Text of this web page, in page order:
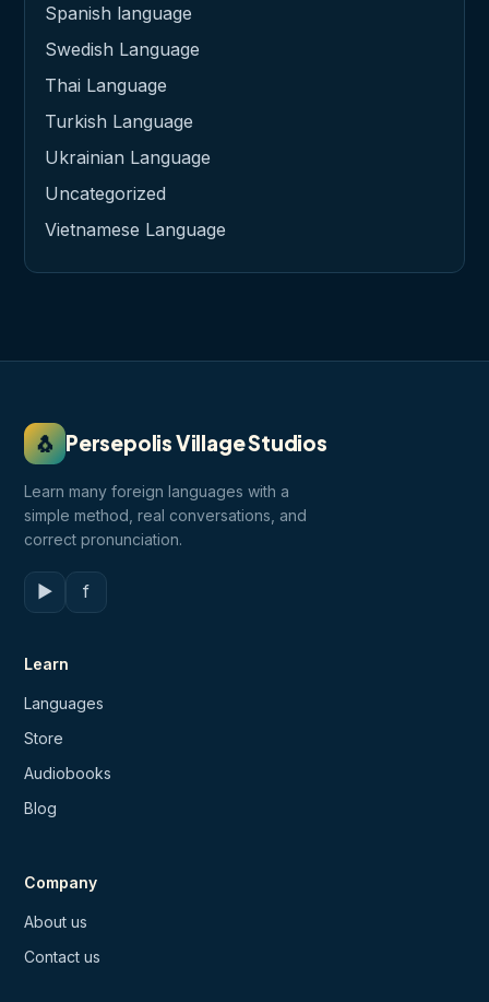
Spanish language
Swedish Language
Thai Language
Turkish Language
Ukrainian Language
Uncategorized
Vietnamese Language
🐧 Persepolis Village Studios
Learn many foreign languages with a
simple method, real conversations, and
correct pronunciation.
▶ f
Learn
Languages
Store
Audiobooks
Blog
Company
About us
Contact us